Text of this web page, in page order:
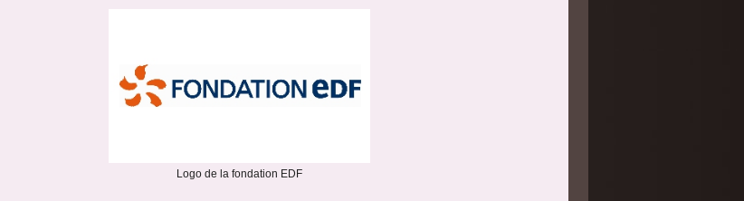
Logo de la fondation EDF